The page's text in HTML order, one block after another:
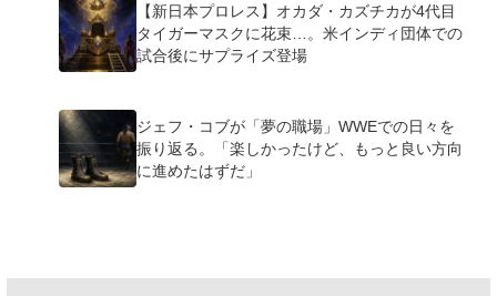
【新日本プロレス】オカダ・カズチカが4代目
タイガーマスクに花束…。米インディ団体での
試合後にサプライズ登場
ジェフ・コブが「夢の職場」WWEでの日々を
振り返る。「楽しかったけど、もっと良い方向
に進めたはずだ」